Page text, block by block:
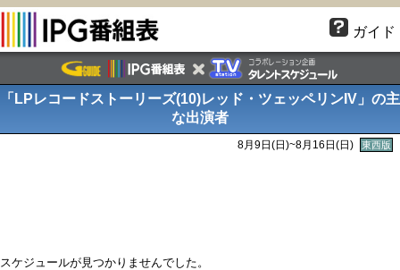
ガイド
「LPレコードストーリーズ(10)レッド・ツェッペリンIV」の主
な出演者
8月9日(日 )~8月16日(日 ) 東西版
スケジュールが見つかりませんでした。